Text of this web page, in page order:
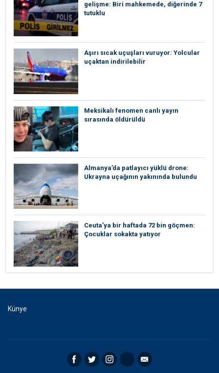
gelişme: Biri mahkemede, diğerinde 7
tutuklu
Aşırı sıcak uçuşları vuruyor: Yolcular
uçaktan indirilebilir
Meksikalı fenomen canlı yayın
sırasında öldürüldü
Almanya’da patlayıcı yüklü drone:
Ukrayna uçağının yakınında bulundu
Ceuta’ya bir haftada 72 bin göçmen:
Çocuklar sokakta yatıyor
Künye
Facebook Twitter Instagram RSS